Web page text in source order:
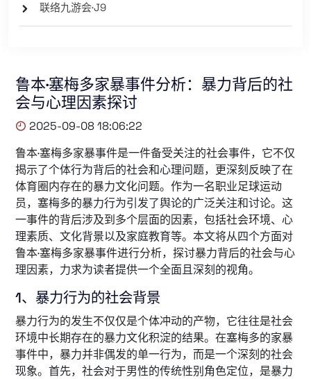
联络九游会·J9
鲁本·塞梅多家暴事件分析：暴力背后的社
会与心理因素探讨
2025-09-08 18:06:22
鲁本·塞梅多家暴事件是一件备受关注的社会事件，它不仅
揭示了个体行为背后的社会和心理问题，更深刻反映了在
体育圈内存在的暴力文化问题。作为一名职业足球运动
员，塞梅多的暴力行为引发了舆论的广泛关注和讨论。这
一事件的背后涉及到多个层面的因素，包括社会环境、心
理素质、文化背景以及家庭教育等。本文将从四个方面对
鲁本·塞梅多家暴事件进行分析，探讨暴力背后的社会与心
理因素，力求为读者提供一个全面且深刻的视角。
1、暴力行为的社会背景
暴力行为的发生不仅仅是个体冲动的产物，它往往是社会
环境中长期存在的暴力文化积淀的结果。在塞梅多的家暴
事件中，暴力并非偶发的单一行为，而是一个深刻的社会
现象。首先，社会对于男性的传统性别角色定位，是暴力